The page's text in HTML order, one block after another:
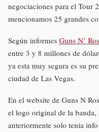
negociaciones para el Tour
mencionamos 25 grandes
Según informes Guns N’
entre 3 y 8 millones de
ya esta muy segura es su
ciudad de Las Vegas.
En el website de Guns N
el logo original de la
anteriormente solo tenia